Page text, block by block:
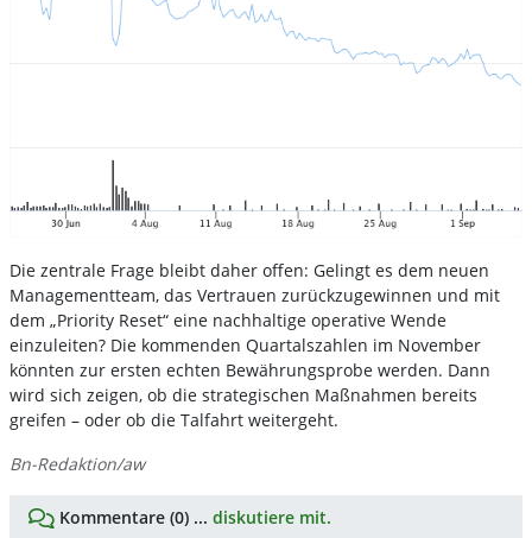
Die zentrale Frage bleibt daher offen: Gelingt es dem neuen
Managementteam, das Vertrauen zurückzugewinnen und mit
dem „Priority Reset“ eine nachhaltige operative Wende
einzuleiten? Die kommenden Quartalszahlen im November
könnten zur ersten echten Bewährungsprobe werden. Dann
wird sich zeigen, ob die strategischen Maßnahmen bereits
greifen – oder ob die Talfahrt weitergeht.
Bn-Redaktion/aw
Kommentare (0) ... diskutiere mit.